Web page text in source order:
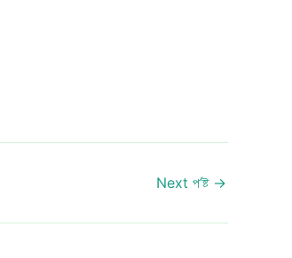
Next প’ষ্ট →